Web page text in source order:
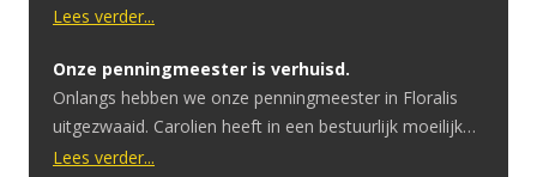
reden hiervoor is. Sjoerd heeft onlangs te horen
heeft hij hier een geslaagde operatie voor gehad.
Ondanks dat de operatie goed is verlopen is er uitval in
spraak en motoriek. […]
Lees verder...
Onze penningmeester is verhuisd.
Onlangs hebben we onze penningmeester in Floralis
uitgezwaaid. Carolien heeft in een bestuurlijk moeilijke
periode het penningmeesterschap overgenomen.
Lees verder...